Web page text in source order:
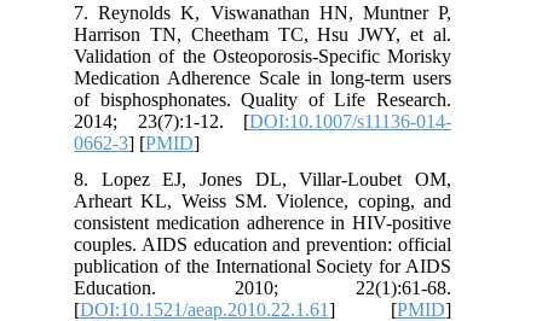
7. Reynolds K, Viswanathan HN,
Harrison TN, Cheetham TC, Hsu
Validation of the Osteoporosis-
Medication Adherence Scale in long-
of bisphosphonates. Quality of Life
2014; 23(7):1-12. [DOI:10.1007/
8. Lopez EJ, Jones DL, Villar-
Arheart KL, Weiss SM. Violence,
consistent medication adherence in
couples. AIDS education and
publication of the International Society
Education. 2010;
[DOI:10.1521/aeap.2010.22.1.61